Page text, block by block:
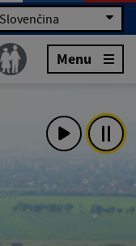
Slovenčina
Menu